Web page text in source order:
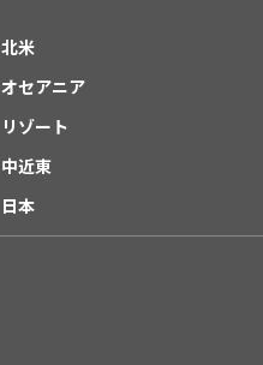
北米
オセアニア
リゾート
中近東
日本